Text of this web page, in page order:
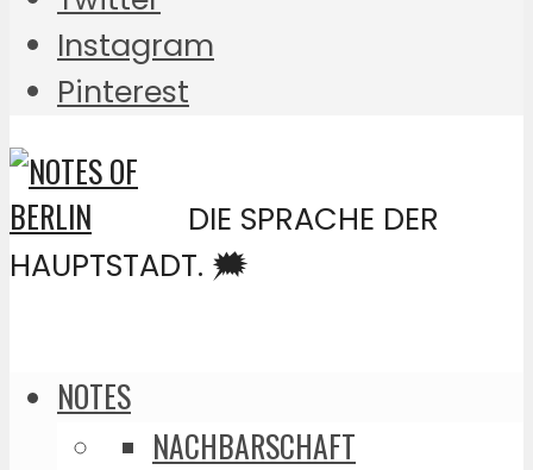
Instagram
Pinterest
DIE SPRACHE DER
HAUPTSTADT. 🗯️
NOTES
NACHBARSCHAFT